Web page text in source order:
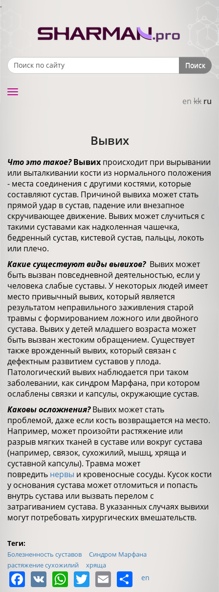
.
Search form Поиск
en kk ru
Toggle
Вывих
Что это такое? Вывих происходит при вырывании
или выталкивании кости из нормального положения
- места соединения с другими костями, которые
составляют сустав. Причиной вывиха может стать
прямой удар в сустав, падение или внезапное
скручивающее движение. Вывих может случиться с
такими суставами как надколенная чашечка,
бедренный сустав, кистевой сустав, пальцы, локоть
или плечо.
Какие существуют виды вывихов?Вывих может
быть вызван повседневной деятельностью, если у
человека слабые суставы. У некоторых людей имеет
место привычный вывих, который является
результатом неправильного заживления старой
травмы с формированием ложного или двойного
сустава. Вывих у детей младшего возраста может
быть вызван жестоким обращением. Существует
также врожденный вывих, который связан с
дефектным развитием суставов у плода.
Патологический вывих наблюдается при таком
заболевании, как синдром Марфана, при котором
ослаблены связки и капсулы, окружающие сустав.
Каковы осложнения?Вывих может стать
проблемой, даже если кость возвращается на место.
Например, может произойти растяжение или
разрыв мягких тканей в суставе или вокруг сустава
(например, связок, сухожилий, мышц, хряща и
суставной капсулы). Травма может
повредить нервы и кровеносные сосуды. Кусок кости
у основания сустава может отломиться и попасть
внутрь сустава или вызвать перелом с
затрагиванием сустава. В указанных случаях вывихи
могут потребовать хирургических вмешательств.
Теги:
Болезненность суставов
Синдром Марфана
растяжение сухожилий
хряща
Facebook
VK WhatsApp
TwitterEmailShare
en